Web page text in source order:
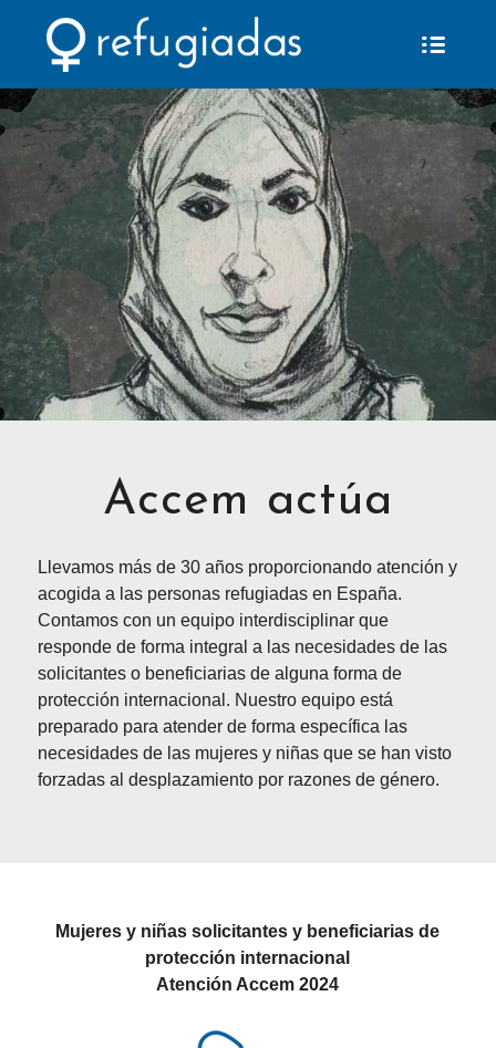
Accem actúa
Llevamos más de 30 años proporcionando atención y
acogida a las personas refugiadas en España.
Contamos con un equipo interdisciplinar que
responde de forma integral a las necesidades de las
solicitantes o beneficiarias de alguna forma de
protección internacional. Nuestro equipo está
preparado para atender de forma específica las
necesidades de las mujeres y niñas que se han visto
forzadas al desplazamiento por razones de género.
Mujeres y niñas solicitantes y beneficiarias de
protección internacional
Atención Accem 2024